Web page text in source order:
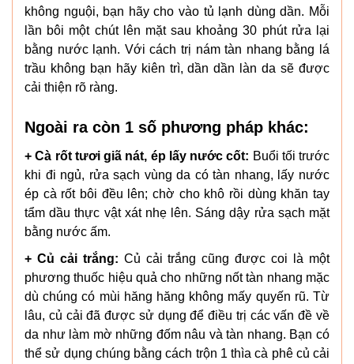
không nguội, bạn hãy cho vào tủ lạnh dùng dần. Mỗi
lần bôi một chút lên mặt sau khoảng 30 phút rửa lại
bằng nước lạnh. Với cách trị nám tàn nhang bằng lá
trầu không bạn hãy kiên trì, dần dần làn da sẽ được
cải thiện rõ ràng.
Ngoài ra còn 1 số phương pháp khác:
+ Cà rốt tươi giã nát, ép lấy nước cốt: Buổi tối trước
khi đi ngủ, rửa sạch vùng da có tàn nhang, lấy nước
ép cà rốt bôi đều lên; chờ cho khô rồi dùng khăn tay
tẩm dầu thực vật xát nhẹ lên. Sáng dậy rửa sạch mặt
bằng nước ấm.
+ Củ cải trắng: Củ cải trắng cũng được coi là một
phương thuốc hiệu quả cho những nốt tàn nhang mặc
dù chúng có mùi hăng hăng không mấy quyến rũ. Từ
lâu, củ cải đã được sử dụng để điều trị các vấn đề về
da như làm mờ những đốm nâu và tàn nhang. Bạn có
thể sử dụng chúng bằng cách trộn 1 thìa cà phê củ cải